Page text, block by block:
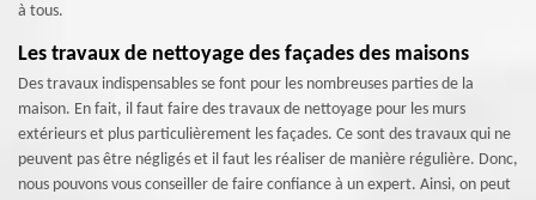
à tous.
Les travaux de nettoyage des façades des maisons
Des travaux indispensables se font pour les nombreuses parties de la
maison. En fait, il faut faire des travaux de nettoyage pour les murs
extérieurs et plus particulièrement les façades. Ce sont des travaux qui ne
peuvent pas être négligés et il faut les réaliser de manière régulière. Donc,
nous pouvons vous conseiller de faire confiance à un expert. Ainsi, on peut